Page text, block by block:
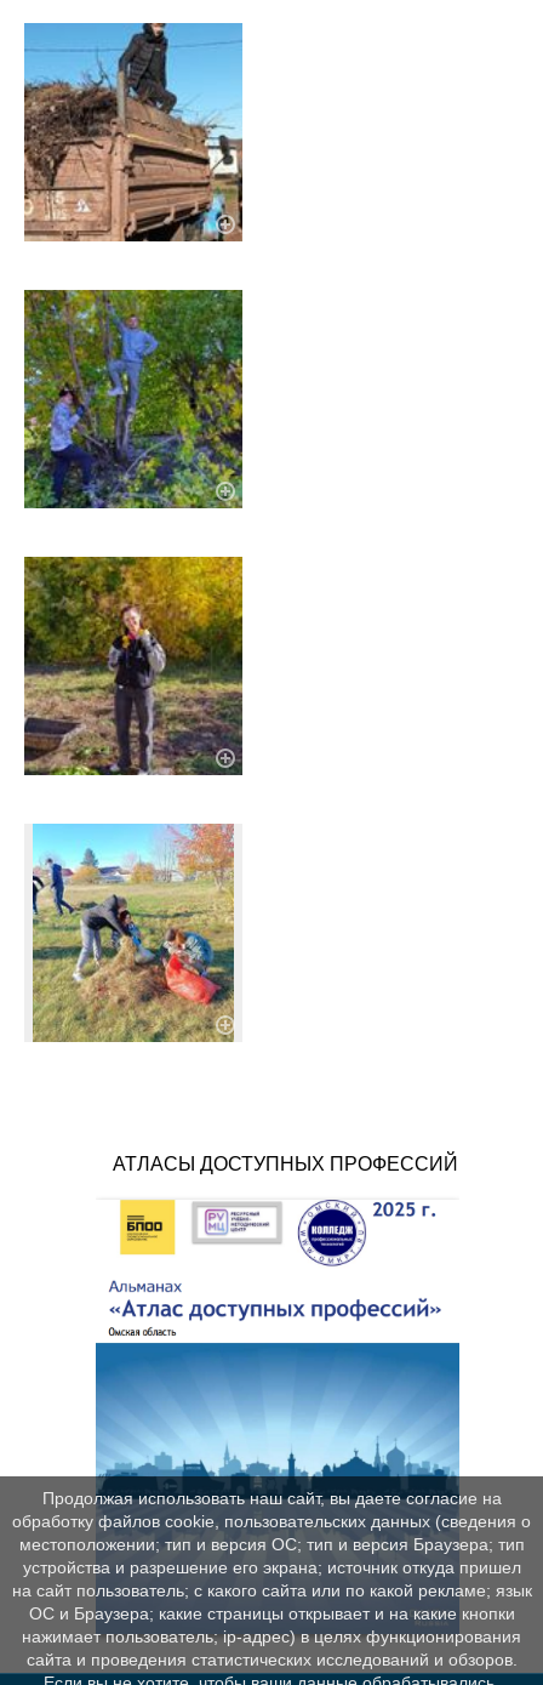
АТЛАСЫ ДОСТУПНЫХ ПРОФЕССИЙ
Продолжая использовать наш сайт, вы даете согласие на
обработку файлов cookie, пользовательских данных (сведения о
местоположении; тип и версия ОС; тип и версия Браузера; тип
устройства и разрешение его экрана; источник откуда пришел
на сайт пользователь; с какого сайта или по какой рекламе; язык
ОС и Браузера; какие страницы открывает и на какие кнопки
нажимает пользователь; ip-адрес) в целях функционирования
сайта и проведения статистических исследований и обзоров.